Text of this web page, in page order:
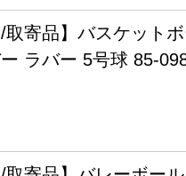
/取寄品】バスケット
ラバー 5号球 85-